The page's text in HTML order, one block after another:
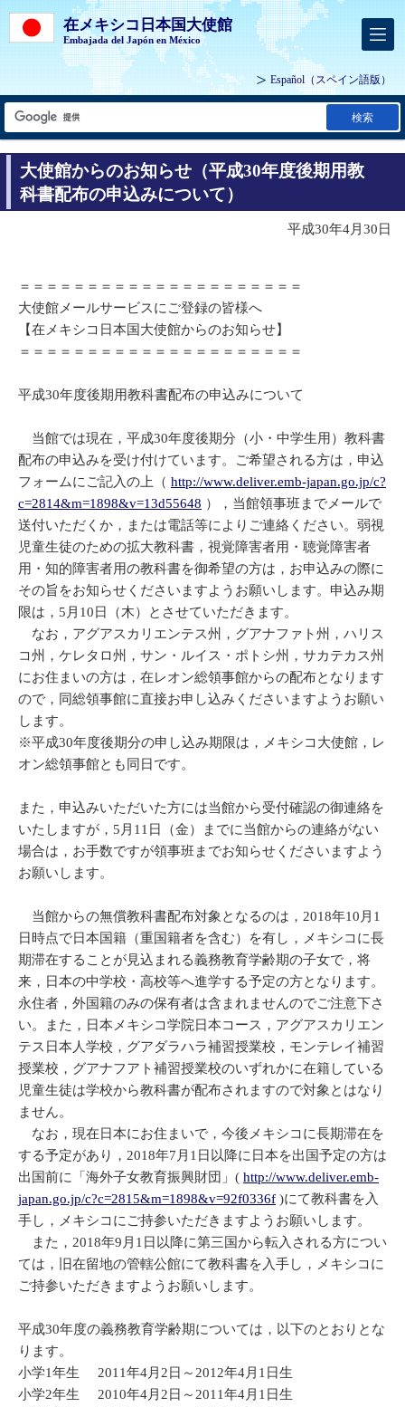
在メキシコ日本国大使館
Embajada del Japón en México
Español（スペイン語版）
検索
大使館からのお知らせ（平成30年度後期用教
科書配布の申込みについて）
平成30年4月30日
＝＝＝＝＝＝＝＝＝＝＝＝＝＝＝＝＝＝＝＝＝
大使館メールサービスにご登録の皆様へ
【在メキシコ日本国大使館からのお知らせ】
＝＝＝＝＝＝＝＝＝＝＝＝＝＝＝＝＝＝＝＝＝
平成30年度後期用教科書配布の申込みについて
当館では現在，平成30年度後期分（小・中学生用）教科書
配布の申込みを受け付けています。ご希望される方は，申込
フォームにご記入の上（ http://www.deliver.emb-japan.go.jp/c?
c=2814&m=1898&v=13d55648 ），当館領事班までメールで
送付いただくか，または電話等によりご連絡ください。弱視
児童生徒のための拡大教科書，視覚障害者用・聴覚障害者
用・知的障害者用の教科書を御希望の方は，お申込みの際に
その旨をお知らせくださいますようお願いします。申込み期
限は，5月10日（木）とさせていただきます。
なお，アグアスカリエンテス州，グアナファト州，ハリス
コ州，ケレタロ州，サン・ルイス・ポトシ州，サカテカス州
にお住まいの方は，在レオン総領事館からの配布となります
ので，同総領事館に直接お申し込みくださいますようお願い
します。
※平成30年度後期分の申し込み期限は，メキシコ大使館，レ
オン総領事館とも同日です。
また，申込みいただいた方には当館から受付確認の御連絡を
いたしますが，5月11日（金）までに当館からの連絡がない
場合は，お手数ですが領事班までお知らせくださいますよう
お願いします。
当館からの無償教科書配布対象となるのは，2018年10月1
日時点で日本国籍（重国籍者を含む）を有し，メキシコに長
期滞在することが見込まれる義務教育学齢期の子女で，将
来，日本の中学校・高校等へ進学する予定の方となります。
永住者，外国籍のみの保有者は含まれませんのでご注意下さ
い。また，日本メキシコ学院日本コース，アグアスカリエン
テス日本人学校，グアダラハラ補習授業校，モンテレイ補習
授業校，グアナフアト補習授業校のいずれかに在籍している
児童生徒は学校から教科書が配布されますので対象とはなり
ません。
なお，現在日本にお住まいで，今後メキシコに長期滞在を
する予定があり，2018年7月1日以降に日本を出国予定の方は
出国前に「海外子女教育振興財団」( http://www.deliver.emb-
japan.go.jp/c?c=2815&m=1898&v=92f0336f )にて教科書を入
手し，メキシコにご持参いただきますようお願いします。
また，2018年9月1日以降に第三国から転入される方につい
ては，旧在留地の管轄公館にて教科書を入手し，メキシコに
ご持参いただきますようお願いします。
平成30年度の義務教育学齢期については，以下のとおりとな
ります。
小学1年生 2011年4月2日～2012年4月1日生
小学2年生 2010年4月2日～2011年4月1日生